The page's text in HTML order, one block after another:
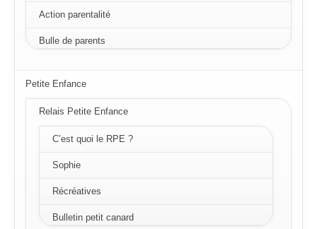
Action parentalité
Bulle de parents
Petite Enfance
Relais Petite Enfance
C’est quoi le RPE ?
Sophie
Récréatives
Bulletin petit canard